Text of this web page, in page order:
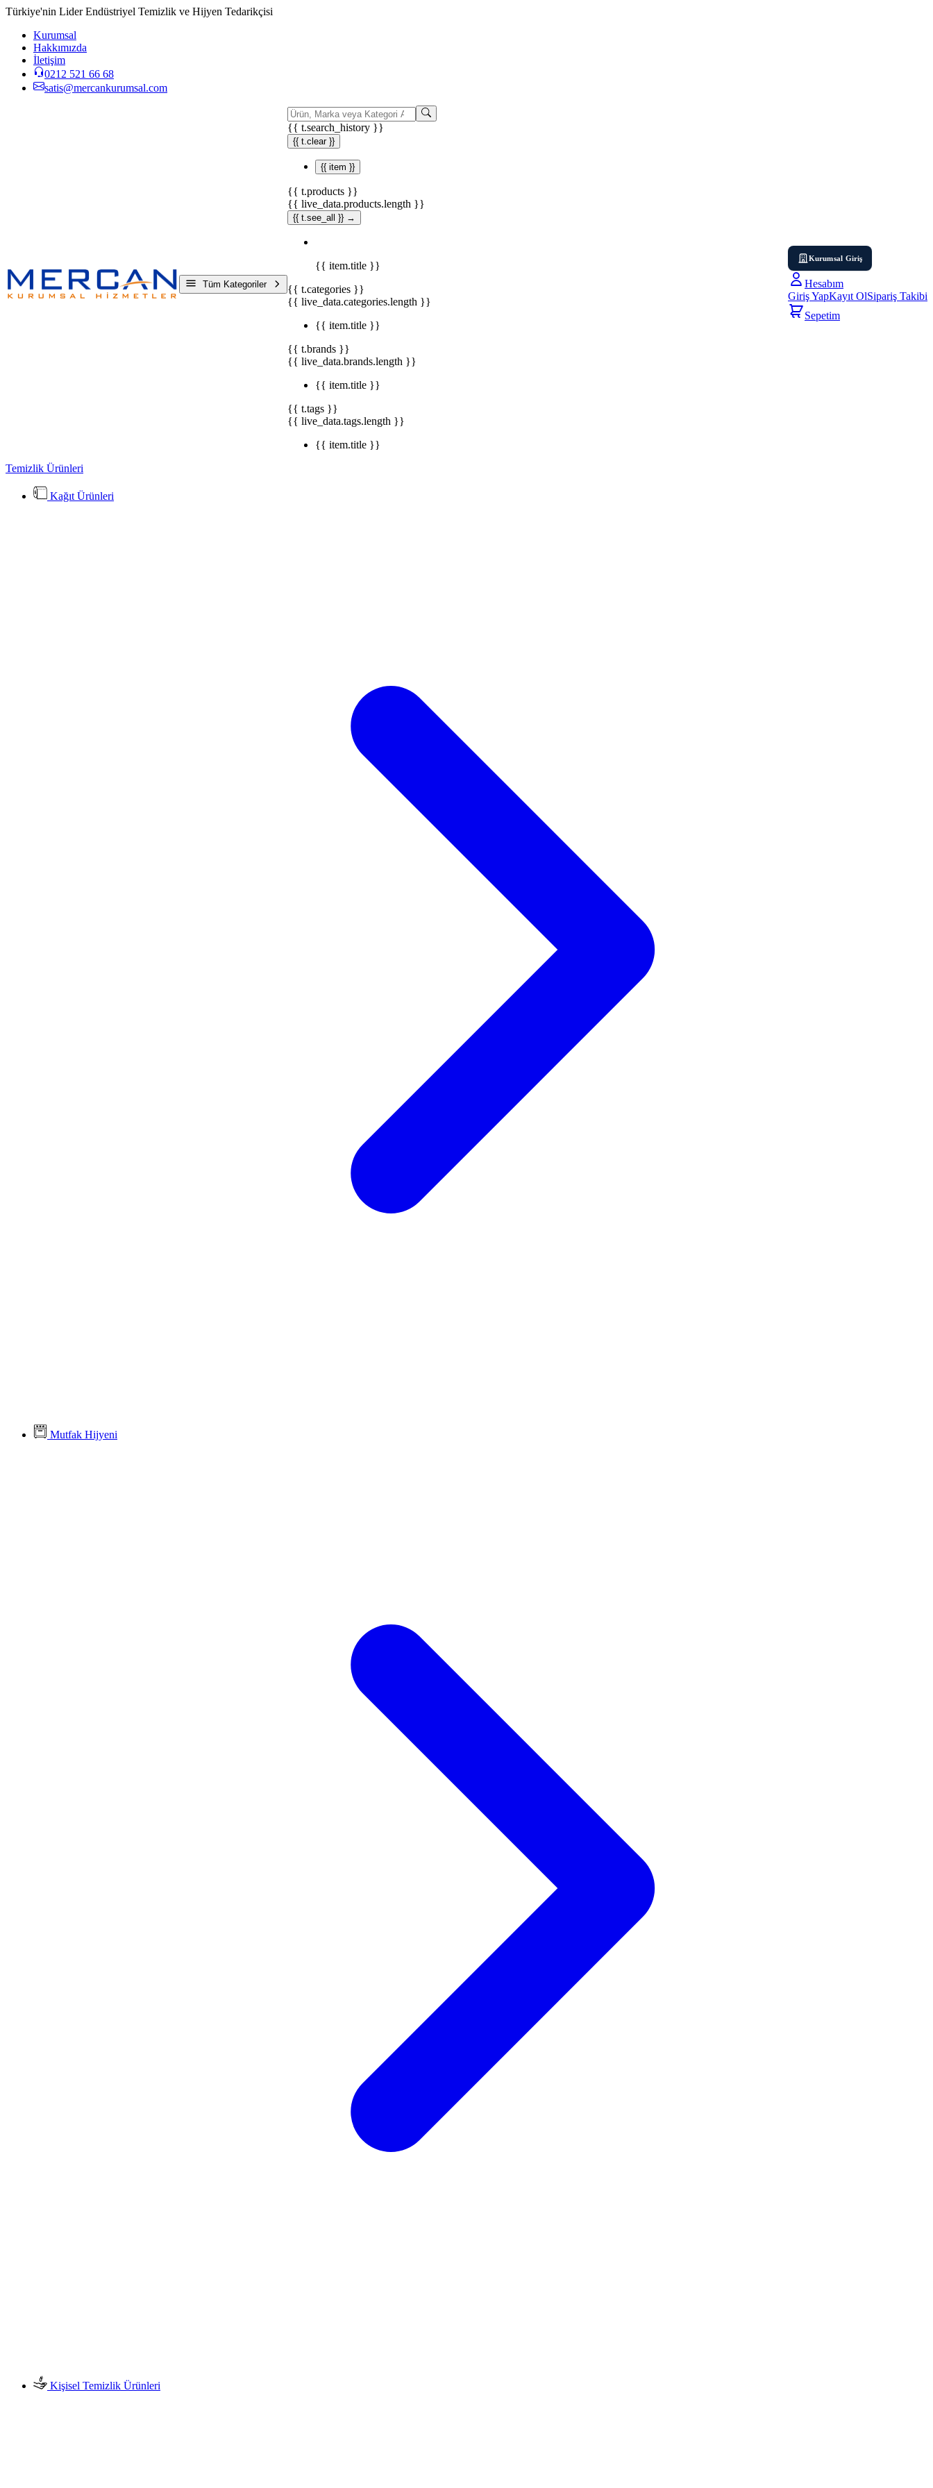
Türkiye'nin Lider Endüstriyel Temizlik ve Hijyen Tedarikçisi
Kurumsal
Hakkımızda
İletişim
0212 521 66 68
satis@mercankurumsal.com
Tüm Kategoriler
{{ t.search_history }}
{{ t.clear }}
{{ item }}
{{ t.products }}
{{ live_data.products.length }}
{{ t.see_all }} →
{{ item.title }}
{{ t.categories }}
{{ live_data.categories.length }}
{{ item.title }}
{{ t.brands }}
{{ live_data.brands.length }}
{{ item.title }}
{{ t.tags }}
{{ live_data.tags.length }}
{{ item.title }}
Kurumsal Giriş
Hesabım
Giriş YapKayıt OlSipariş Takibi
Sepetim
Temizlik Ürünleri
Kağıt Ürünleri
Mutfak Hijyeni
Kişisel Temizlik Ürünleri